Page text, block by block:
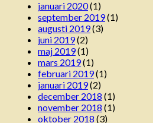
januari 2020(1)
september 2019(1)
augusti 2019(3)
juni 2019(2)
maj 2019(1)
mars 2019(1)
februari 2019(1)
januari 2019(2)
december 2018 (1)
november 2018 (1)
oktober 2018 (3)